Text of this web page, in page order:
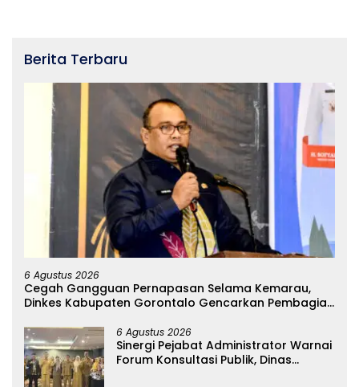
Berita Terbaru
6 Agustus 2026
Cegah Gangguan Pernapasan Selama Kemarau,
Dinkes Kabupaten Gorontalo Gencarkan Pembagian
6 Agustus 2026
Sinergi Pejabat Administrator Warnai
Forum Konsultasi Publik, Dinas